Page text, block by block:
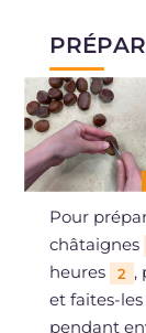
Pour
châtaignes
heures
2 ,
et faites-
pendant